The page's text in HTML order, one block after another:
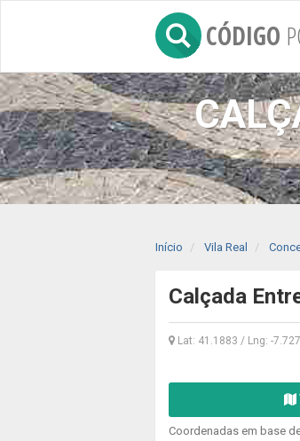
CÓDIGO
Início Vila Real
Calçada
Lat: 41.1883 / Lng: -
Coordenadas em base